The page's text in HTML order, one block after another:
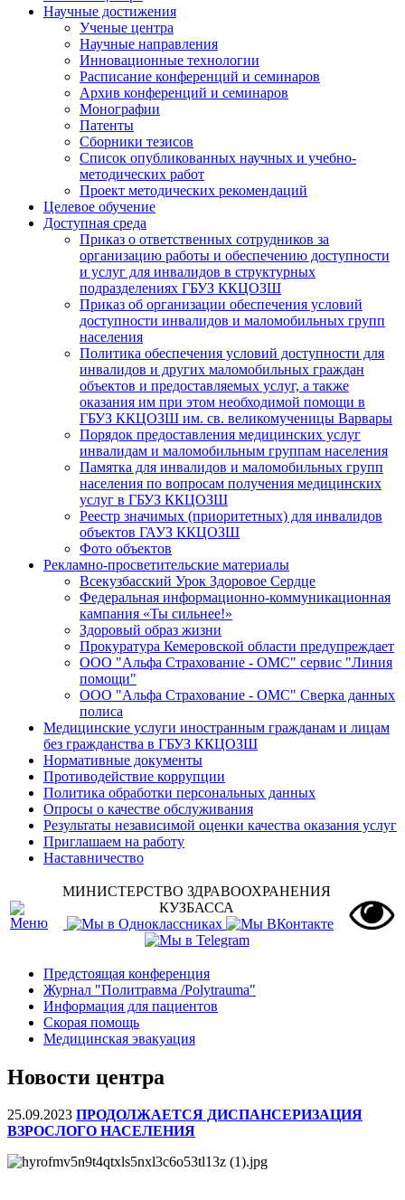
Научные достижения
Ученые центра
Научные направления
Инновационные технологии
Расписание конференций и семинаров
Архив конференций и семинаров
Монографии
Патенты
Сборники тезисов
Список опубликованных научных и учебно-
методических работ
Проект методических рекомендаций
Целевое обучение
Доступная среда
Приказ о ответственных сотрудников за
организацию работы и обеспечению доступности
и услуг для инвалидов в структурных
подразделениях ГБУЗ ККЦОЗШ
Приказ об организации обеспечения условий
доступности инвалидов и маломобильных групп
населения
Политика обеспечения условий доступности для
инвалидов и других маломобильных граждан
объектов и предоставляемых услуг, а также
оказания им при этом необходимой помощи в
ГБУЗ ККЦОЗШ им. св. великомученицы Варвары
Порядок предоставления медицинских услуг
инвалидам и маломобильным группам населения
Памятка для инвалидов и маломобильных групп
населения по вопросам получения медицинских
услуг в ГБУЗ ККЦОЗШ
Реестр значимых (приоритетных) для инвалидов
объектов ГАУЗ ККЦОЗШ
Фото объектов
Рекламно-просветительские материалы
Всекузбасский Урок Здоровое Сердце
Федеральная информационно-коммуникационная
кампания «Ты сильнее!»
Здоровый образ жизни
Прокуратура Кемеровской области предупреждает
ООО "Альфа Страхование - ОМС" сервис "Линия
помощи"
ООО "Альфа Страхование - ОМС" Сверка данных
полиса
Медицинские услуги иностранным гражданам и лицам
без гражданства в ГБУЗ ККЦОЗШ
Нормативные документы
Противодействие коррупции
Политика обработки персональных данных
Опросы о качестве обслуживания
Результаты независимой оценки качества оказания услуг
Приглашаем на работу
Наставничество
МИНИСТЕРСТВО ЗДРАВООХРАНЕНИЯ
КУЗБАССА
Предстоящая конференция
Журнал "Политравма /Polytrauma"
Информация для пациентов
Скорая помощь
Медицинская эвакуация
Новости центра
25.09.2023 ПРОДОЛЖАЕТСЯ ДИСПАНСЕРИЗАЦИЯ
ВЗРОСЛОГО НАСЕЛЕНИЯ